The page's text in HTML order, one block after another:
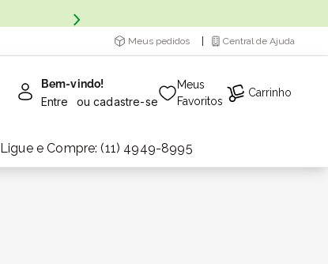
Meus pedidos Central de Ajuda
Bem-vindo!
Entre ou cadastre-se
Meus
Favoritos
Carrinho
Ligue e Compre: (11) 4949-8995